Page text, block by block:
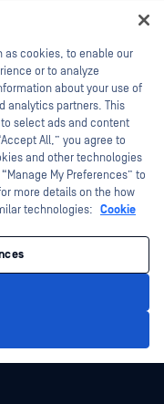
Metascan,
OPSWAT , Protecting the
InQuest, az InQuest logó,
az OPSWAT védjegyei. A
tulajdonát képezik.
kezelése
as cookies, to enable our
or to analyze
about your use of
analytics partners. This
select ads and content
All,” you agree to
and other technologies
My Preferences” to
more details on the how
technologies: Cookie
virtual assistant.
what's critical